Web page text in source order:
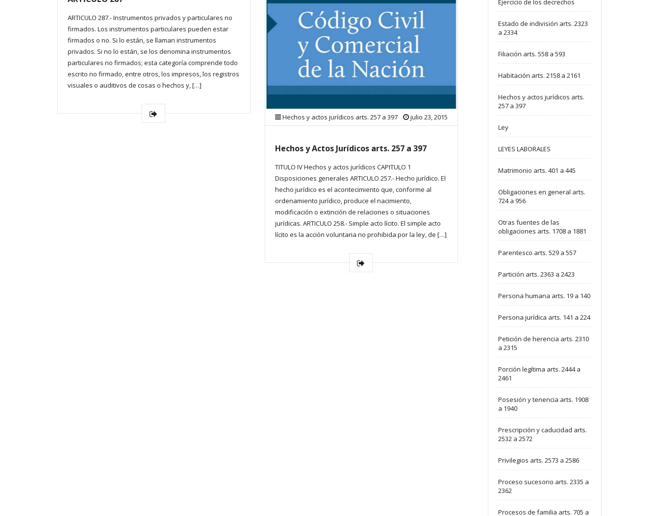
ARTICULO 287.- Instrumentos privados y particulares no
firmados. Los instrumentos particulares pueden estar
firmados o no. Si lo están, se llaman instrumentos
privados. Si no lo están, se los denomina instrumentos
particulares no firmados; esta categoría comprende todo
escrito no firmado, entre otros, los impresos, los registros
visuales o auditivos de cosas o hechos y, […]
Hechos y actos jurídicos arts. 257 a 397 julio 23, 2015
Hechos y Actos Jurídicos arts. 257 a 397
TITULO IV Hechos y actos jurídicos CAPITULO 1
Disposiciones generales ARTICULO 257.- Hecho jurídico. El
hecho jurídico es el acontecimiento que, conforme al
ordenamiento jurídico, produce el nacimiento,
modificación o extinción de relaciones o situaciones
jurídicas. ARTICULO 258.- Simple acto lícito. El simple acto
lícito es la acción voluntaria no prohibida por la ley, de […]
Ejercicio de los decrechos
Estado de indivisión arts. 2323
a 2334
Filiación arts. 558 a 593
Habitación arts. 2158 a 2161
Hechos y actos jurídicos arts.
257 a 397
Ley
LEYES LABORALES
Matrimonio arts. 401 a 445
Obligaciones en general arts.
724 a 956
Otras fuentes de las
obligaciones arts. 1708 a 1881
Parentesco arts. 529 a 557
Partición arts. 2363 a 2423
Persona humana arts. 19 a 140
Persona jurídica arts. 141 a 224
Petición de herencia arts. 2310
a 2315
Porción legítima arts. 2444 a
2461
Posesión y tenencia arts. 1908
a 1940
Prescripción y caducidad arts.
2532 a 2572
Privilegios arts. 2573 a 2586
Proceso sucesorio arts. 2335 a
2362
Procesos de familia arts. 705 a